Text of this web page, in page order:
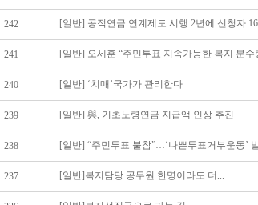
242 [일반] 공적연금 연계제도 시행 2년에 신청자
241 [일반] 오세훈 “주민투표 지속가능한 복지 분수
240 [일반] ‘치매’국가가 관리한다
239 [일반] 與, 기초노령연금 지급액 인상 추진
238 [일반] “주민투표 불참”…‘나쁜투표거부운동’
237 [일반]복지담당 공무원 한명이라도 더...